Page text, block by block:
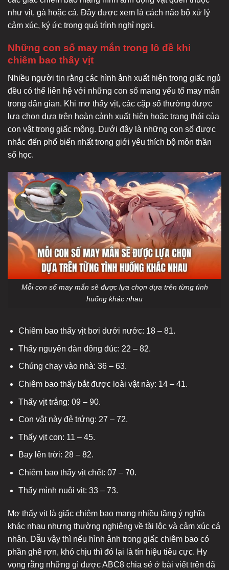
như vịt, gà hoặc cá. Đây được xem là cách não bộ xử lý
cảm xúc, ký ức trong quá trình nghỉ ngơi.
Những con số may mắn trong lô đề khi
chiêm bao thấy vịt
Nhiều người tin rằng các hình ảnh xuất hiện trong giấc ngủ
đều có thể liên hệ với những con số mang yếu tố may mắn
trong dân gian. Khi mơ thấy vịt, các cặp số thường được
lựa chọn dựa trên hoàn cảnh xuất hiện hoặc trạng thái của
con vật trong giấc mộng. Dưới đây là những con số được
nhắc đến phổ biến nhất trong giới yêu thích bộ môn thần
số học.
Mỗi con số may mắn sẽ được lựa chọn dựa trên từng tình
huống khác nhau
Chiêm bao thấy vịt bơi dưới nước: 18 – 81.
Thấy nguyên đàn đông đúc: 22 – 82.
Chúng chạy vào nhà: 36 – 63.
Chiêm bao thấy bắt được loài vật này: 14 – 41.
Thấy vịt trắng: 09 – 90.
Con vật này đẻ trứng: 27 – 72.
Thấy vịt con: 11 – 45.
Bay lên trời: 28 – 82.
Chiêm bao thấy vịt chết: 07 – 70.
Thấy mình nuôi vịt: 33 – 73.
Mơ thấy vịt là giấc chiêm bao mang nhiều tầng ý nghĩa
khác nhau nhưng thường nghiêng về tài lộc và cảm xúc cá
nhân. Dẫu vậy thì nếu hình ảnh trong giấc chiêm bao có
phần ghê rợn, khó chịu thì đó lại là tín hiệu tiêu cực. Hy
vọng rằng những gì được ABC8 chia sẻ ở bài viết trên đã